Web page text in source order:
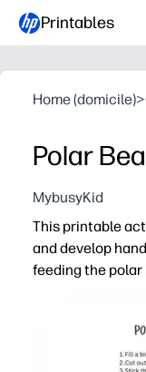
Printables
Home (domicile)>
Polar
MybusyKid
This printable
and develop
feeding the polar